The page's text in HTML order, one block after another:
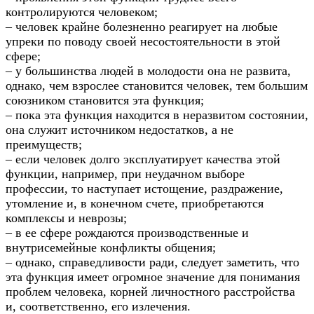
контролируются человеком;
– человек крайне болезненно реагирует на любые
упреки по поводу своей несостоятельности в этой
сфере;
– у большинства людей в молодости она не развита,
однако, чем взрослее становится человек, тем большим
союзником становится эта функция;
– пока эта функция находится в неразвитом состоянии,
она служит источником недостатков, а не
преимуществ;
– если человек долго эксплуатирует качества этой
функции, например, при неудачном выборе
профессии, то наступает истощение, раздражение,
утомление и, в конечном счете, приобретаются
комплексы и неврозы;
– в ее сфере рождаются производственные и
внутрисемейные конфликты общения;
– однако, справедливости ради, следует заметить, что
эта функция имеет огромное значение для понимания
проблем человека, корней личностного расстройства
и, соответственно, его излечения.